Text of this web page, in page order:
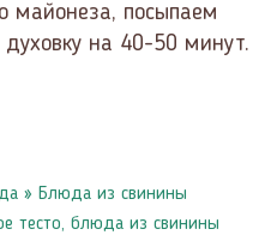
майонеза, посыпаем
на 40-50 минут.
» Блюда из свинины
тесто, блюда из свинины